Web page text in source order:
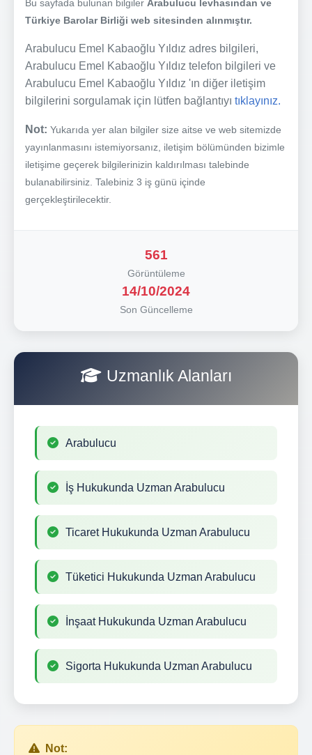
Bu sayfada bulunan bilgiler Arabulucu levhasından ve
Türkiye Barolar Birliği web sitesinden alınmıştır.
Arabulucu Emel Kabaoğlu Yıldız adres bilgileri,
Arabulucu Emel Kabaoğlu Yıldız telefon bilgileri ve
Arabulucu Emel Kabaoğlu Yıldız 'ın diğer iletişim
bilgilerini sorgulamak için lütfen bağlantıyı tıklayınız.
Not: Yukarıda yer alan bilgiler size aitse ve web sitemizde
yayınlanmasını istemiyorsanız, iletişim bölümünden bizimle
iletişime geçerek bilgilerinizin kaldırılması talebinde
bulanabilirsiniz. Talebiniz 3 iş günü içinde
gerçekleştirilecektir.
561
Görüntüleme
14/10/2024
Son Güncelleme
Uzmanlık Alanları
Arabulucu
İş Hukukunda Uzman Arabulucu
Ticaret Hukukunda Uzman Arabulucu
Tüketici Hukukunda Uzman Arabulucu
İnşaat Hukukunda Uzman Arabulucu
Sigorta Hukukunda Uzman Arabulucu
Not: